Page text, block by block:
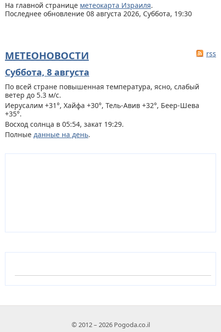
На главной странице метеокарта Израиля.
Последнее обновление 08 августа 2026, Суббота, 19:30
МЕТЕОНОВОСТИ rss
Суббота, 8 августа
По всей стране повышенная температура, ясно, слабый
ветер до 5.3 м/с.
Иерусалим +31°, Хайфа +30°, Тель-Авив +32°, Беер-Шева
+35°.
Восход солнца в 05:54, закат 19:29.
Полные данные на день.
© 2012 – 2026 Pogoda.co.il